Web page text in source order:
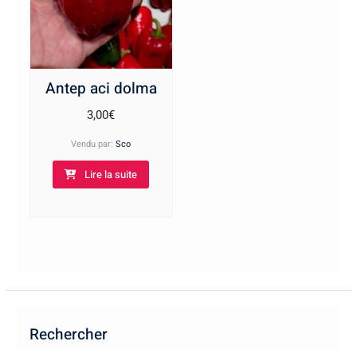
Antep aci dolma
3,00€
Vendu par:Sco
Lire la suite
Rechercher